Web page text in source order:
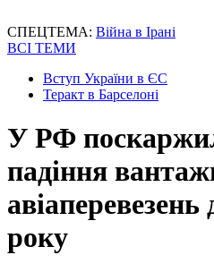
СПЕЦТЕМА: Війна в Ірані
ВСІ ТЕМИ
Вступ України в ЄС
Теракт в Барселоні
У РФ
падіння
авіаперевезень
року